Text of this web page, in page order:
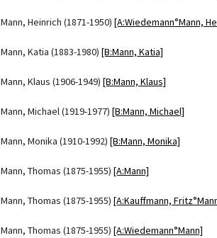
Mann, Heinrich (1871-1950) [A:Wiedemann°Mann,
Mann, Katia (1883-1980) [B:Mann, Katia]
Mann, Klaus (1906-1949) [B:Mann, Klaus]
Mann, Michael (1919-1977) [B:Mann, Michael]
Mann, Monika (1910-1992) [B:Mann, Monika]
Mann, Thomas (1875-1955) [A:Mann]
Mann, Thomas (1875-1955) [A:Kauffmann,
Mann, Thomas (1875-1955) [A:Wiedemann°Mann]